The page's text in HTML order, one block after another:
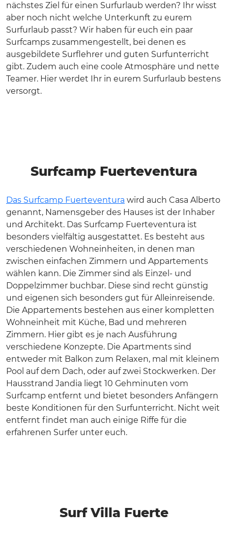
nächstes Ziel für einen Surfurlaub werden? Ihr wisst
aber noch nicht welche Unterkunft zu eurem
Surfurlaub passt? Wir haben für euch ein paar
Surfcamps zusammengestellt, bei denen es
ausgebildete Surflehrer und guten Surfunterricht
gibt. Zudem auch eine coole Atmosphäre und nette
Teamer. Hier werdet Ihr in eurem Surfurlaub bestens
versorgt.
Surfcamp Fuerteventura
Das Surfcamp Fuerteventura wird auch Casa Alberto
genannt, Namensgeber des Hauses ist der Inhaber
und Architekt. Das Surfcamp Fuerteventura ist
besonders vielfältig ausgestattet. Es besteht aus
verschiedenen Wohneinheiten, in denen man
zwischen einfachen Zimmern und Appartements
wählen kann. Die Zimmer sind als Einzel- und
Doppelzimmer buchbar. Diese sind recht günstig
und eigenen sich besonders gut für Alleinreisende.
Die Appartements bestehen aus einer kompletten
Wohneinheit mit Küche, Bad und mehreren
Zimmern. Hier gibt es je nach Ausführung
verschiedene Konzepte. Die Apartments sind
entweder mit Balkon zum Relaxen, mal mit kleinem
Pool auf dem Dach, oder auf zwei Stockwerken. Der
Hausstrand Jandia liegt 10 Gehminuten vom
Surfcamp entfernt und bietet besonders Anfängern
beste Konditionen für den Surfunterricht. Nicht weit
entfernt findet man auch einige Riffe für die
erfahrenen Surfer unter euch.
Surf Villa Fuerte